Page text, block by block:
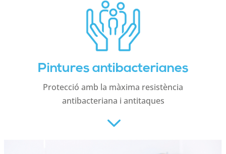
Pintures antibacterianes
Protecció amb la màxima resistència
antibacteriana i antitaques
3